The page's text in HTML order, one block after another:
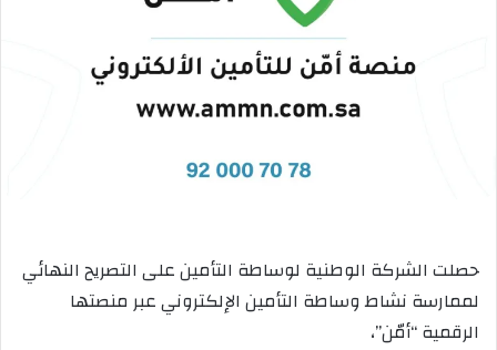
حصلت الشركة الوطنية لوساطة التأمين على التصريح النهائي
لممارسة نشاط وساطة التأمين الإلكتروني عبر منصتها
الرقمية “أمّن”،